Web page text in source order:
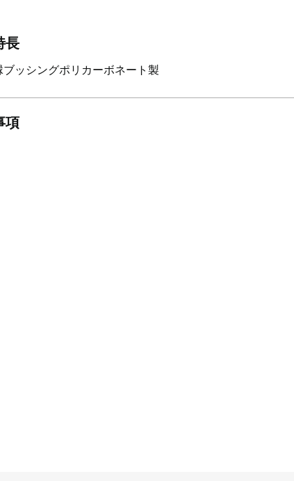
長
ブッシングポリカーボネート製
項